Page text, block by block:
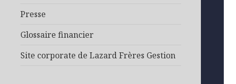
Presse
Glossaire financier
Site corporate de Lazard Frères Gestion